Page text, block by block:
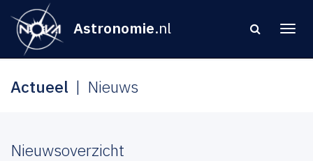
Astronomie.nl
Actueel Nieuws
Nieuwsoverzicht